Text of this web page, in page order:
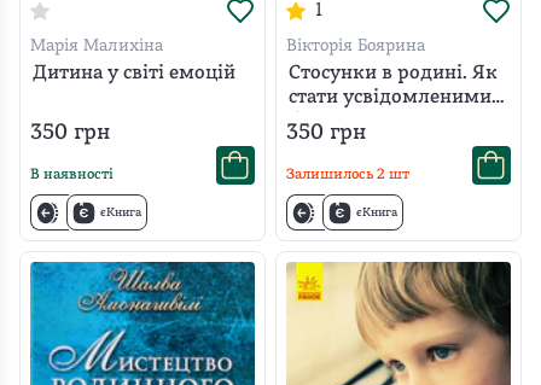
Марія Малихіна
Дитина у світі емоцій
350 грн
В наявності
єКнига
1
Вікторія Боярина
Стосунки в родині. Як
стати усвідомленими
батьками і сформувати
сімейну культуру
350 грн
Залишилось 2 шт
єКнига